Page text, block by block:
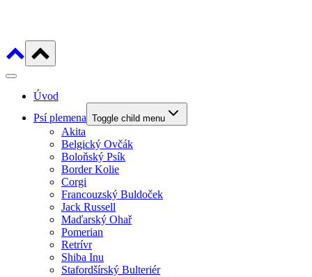
Úvod
Psí plemena Toggle child menu
Akita
Belgický Ovčák
Boloňský Psík
Border Kolie
Corgi
Francouzský Buldoček
Jack Russell
Maďarský Ohař
Pomerian
Retrívr
Shiba Inu
Stafordšírský Bulteriér